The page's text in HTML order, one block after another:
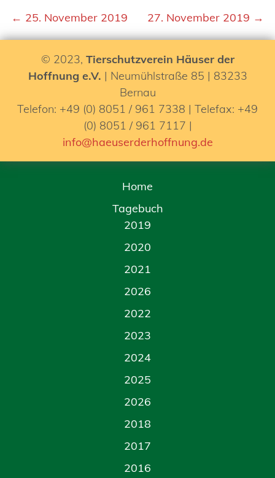
← 25. November 2019 27. November 2019 →
© 2023, Tierschutzverein Häuser der
Hoffnung e.V. | Neumühlstraße 85 | 83233
Bernau
Telefon: +49 (0) 8051 / 961 7338 | Telefax: +49
(0) 8051 / 961 7117 |
info@haeuserderhoffnung.de
Home
Tagebuch
2019
2020
2021
2026
2022
2023
2024
2025
2026
2018
2017
2016